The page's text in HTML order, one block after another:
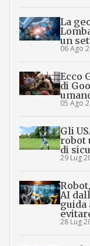
La
un
06 Ago
Ecco
di
05 Ago
Gli
robot
di
29 Lug
AI
guida
28 Lug